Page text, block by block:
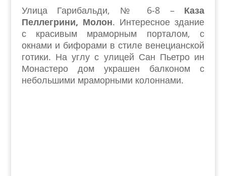
Улица Гарибальди, № 6-8 – Каза
Пеллегрини, Молон. Интересное здание
с красивым мраморным порталом, с
окнами и бифорами в стиле венецианской
готики. На углу с улицей Сан Пьетро ин
Монастеро дом украшен балконом с
небольшими мраморными колоннами.